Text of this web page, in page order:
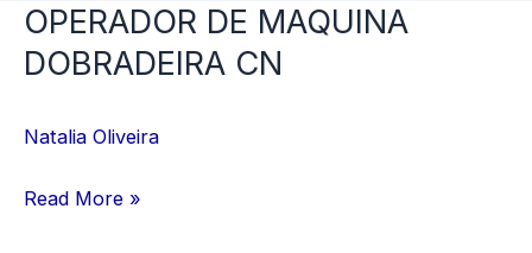
OPERADOR DE MAQUINA
DOBRADEIRA CN
Natalia Oliveira
OPERADOR
DE
DOBRADEIRA
Read More »